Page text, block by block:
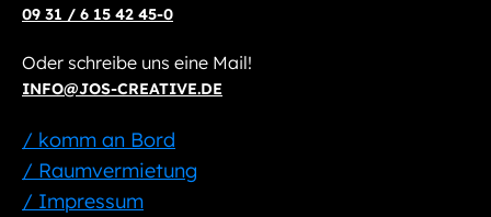
09 31 / 6 15 42 45-0
Oder schreibe uns eine Mail!
INFO@JOS-CREATIVE.DE
/ komm an Bord
/ Raumvermietung
/ Impressum